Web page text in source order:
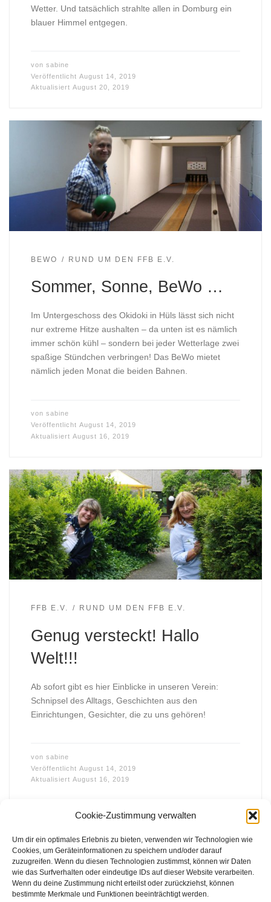
Cookie-Zustimmung verwalten
Um dir ein optimales Erlebnis zu bieten, verwenden wir Technologien wie
Cookies, um Geräteinformationen zu speichern und/oder darauf
zuzugreifen. Wenn du diesen Technologien zustimmst, können wir Daten
wie das Surfverhalten oder eindeutige IDs auf dieser Website verarbeiten.
Wenn du deine Zustimmung nicht erteilst oder zurückziehst, können
bestimmte Merkmale und Funktionen beeinträchtigt werden.
Wetter. Und tatsächlich strahlte allen in Domburg ein
blauer Himmel entgegen.
von sabine
Veröffentlicht August 14, 2019
Aktualisiert August 20, 2019
BEWO RUND UM DEN FFB E.V.
Sommer, Sonne, BeWo …
Im Untergeschoss des Okidoki in Hüls lässt sich nicht
nur extreme Hitze aushalten – da unten ist es nämlich
immer schön kühl – sondern bei jeder Wetterlage zwei
spaßige Stündchen verbringen! Das BeWo mietet
nämlich jeden Monat die beiden Bahnen.
von sabine
Veröffentlicht August 14, 2019
Aktualisiert August 16, 2019
FFB E.V. RUND UM DEN FFB E.V.
Genug versteckt! Hallo
Welt!!!
Ab sofort gibt es hier Einblicke in unseren Verein:
Schnipsel des Alltags, Geschichten aus den
Einrichtungen, Gesichter, die zu uns gehören!
von sabine
Veröffentlicht August 14, 2019
Aktualisiert August 16, 2019
FFB e.V. • Benraderstr. 189 • 47804 Krefeld • Tel. 0 21 51 – 610
300 • Fax 0 21 51 – 610 330 •info@ffb-krefeld.de